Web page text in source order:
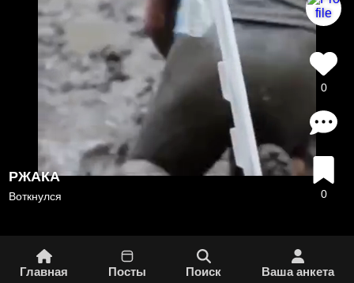
РЖАКА
Воткнулся
0
0
Главная Посты Поиск Вашa aнкета